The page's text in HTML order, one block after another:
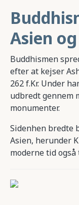
Asien
Buddhismen
efter at kejser
262 f.Kr. Under
udbredt gennem
monumenter.
Sidenhen bredte
Asien, herunder
moderne tid